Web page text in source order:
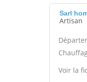
Sarl
Artisan
Voir la